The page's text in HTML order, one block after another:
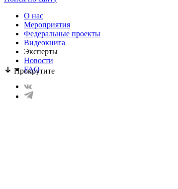
Прокрутите
О нас
Mероприятия
Федеральные проекты
Видеокнига
Эксперты
Новости
FAQ